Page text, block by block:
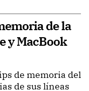
de la
y MacBook
de memoria del
de sus líneas